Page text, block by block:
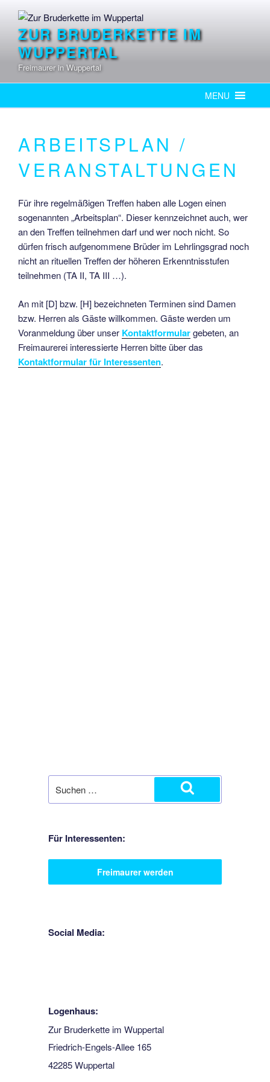
springen
ZUR BRUDERKETTE IM
WUPPERTAL
Freimaurer in Wuppertal
MENU
ARBEITSPLAN /
VERANSTALTUNGEN
Für ihre regelmäßigen Treffen haben alle Logen einen
sogenannten „Arbeitsplan“. Dieser kennzeichnet auch, wer
an den Treffen teilnehmen darf und wer noch nicht. So
dürfen frisch aufgenommene Brüder im Lehrlingsgrad noch
nicht an rituellen Treffen der höheren Erkenntnisstufen
teilnehmen (TA II, TA III …).
An mit [D] bzw. [H] bezeichneten Terminen sind Damen
bzw. Herren als Gäste willkommen. Gäste werden um
Voranmeldung über unser Kontaktformulargebeten, an
Freimaurerei interessierte Herren bitte über das
Kontaktformular für Interessenten.
Für Interessenten:
Freimaurer werden
Social Media:
Logenhaus:
Zur Bruderkette im Wuppertal
Friedrich-Engels-Allee 165
42285 Wuppertal